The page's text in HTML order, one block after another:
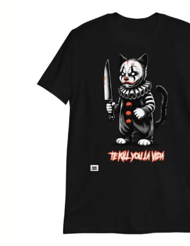
era: